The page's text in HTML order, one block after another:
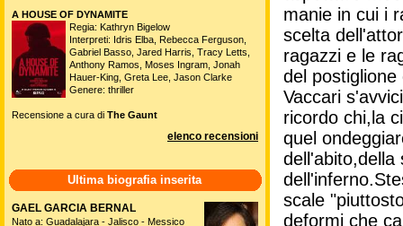
manie in cui i
scelta
ragazzi e le
del
Vaccari
ricordo chi,la
quel
dell'abito,della
scale
deformi che
A HOUSE OF DYNAMITE
Regia: Kathryn Bigelow
Interpreti: Idris Elba, Rebecca Ferguson,
Gabriel Basso, Jared Harris, Tracy Letts,
Anthony Ramos, Moses Ingram, Jonah
Hauer-King, Greta Lee, Jason Clarke
Genere: thriller
Recensione a cura di The Gaunt
elenco recensioni
Ultima biografia inserita
GAEL GARCIA BERNAL
Nato a: Guadalajara - Jalisco - Messico